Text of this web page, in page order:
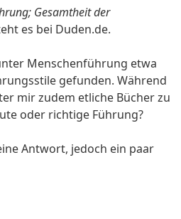
Gesamtheit der
es bei Duden.de.
Menschenführung etwa
gefunden. Während
mir zudem etliche Bücher zu
oder richtige Führung?
Antwort, jedoch ein paar